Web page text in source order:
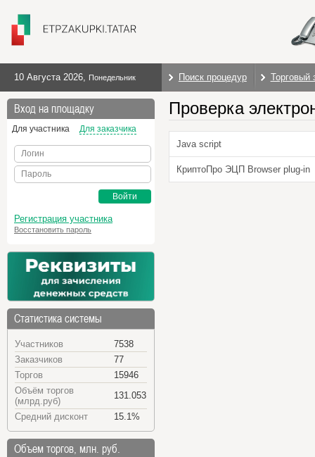
10 Августа 2026, Понедельник Поиск процедур Торговый
Вход на площадку
Для участника Для заказчика
Логин
Пароль
Войти
Регистрация участника
Восстановить пароль
Статистика системы
Участников
7538
Заказчиков
77
Торгов
15946
Объём торгов
(млрд.руб)
131.053
Средний дисконт
15.1%
Объем торгов, млн. руб.
Проверка
Java script
КриптоПро ЭЦП Browser plug-in